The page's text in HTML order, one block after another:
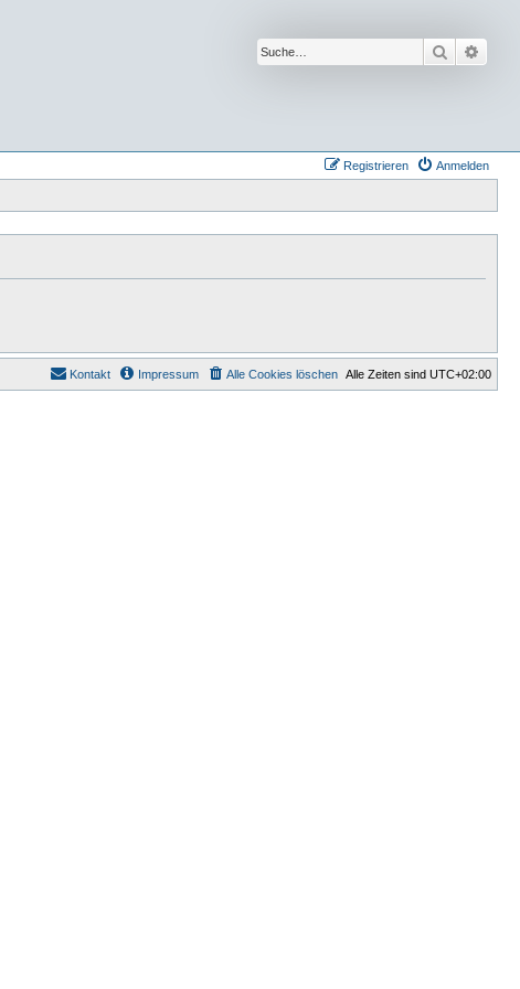
Suche
Anmelden
Registrieren
Alle Zeiten sind UTC+02:00
Alle Cookies löschen
Impressum
Kontakt